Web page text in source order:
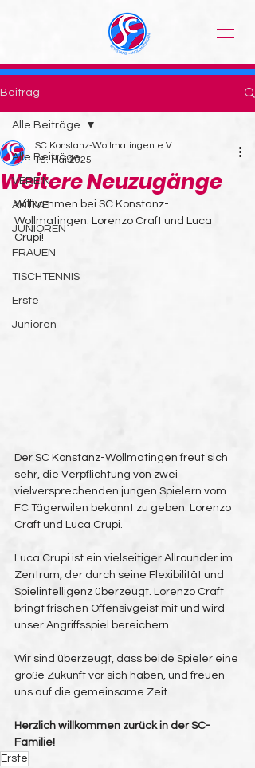
Beitrag
Alle Beiträge
VEREIN
AKTIVE
JUNIOREN
FRAUEN
TISCHTENNIS
Erste
Junioren
Alle Beiträge
Weitere Neuzugänge
SC Konstanz-Wollmatingen e.V.
18. Mai 2025
Willkommen bei SC Konstanz-
Wollmatingen: Lorenzo Craft und Luca
Crupi!
Der SC Konstanz-Wollmatingen freut sich
sehr, die Verpflichtung von zwei
vielversprechenden jungen Spielern vom
FC Tägerwilen bekannt zu geben: Lorenzo
Craft und Luca Crupi.
Luca Crupi ist ein vielseitiger Allrounder im
Zentrum, der durch seine Flexibilität und
Spielintelligenz überzeugt. Lorenzo Craft
bringt frischen Offensivgeist mit und wird
unser Angriffsspiel bereichern.
Wir sind überzeugt, dass beide Spieler eine
große Zukunft vor sich haben, und freuen
uns auf die gemeinsame Zeit.
Herzlich willkommen zurück in der SC-
Familie!
Erste